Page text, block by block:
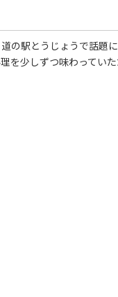
の駅とうじょうで話題
を少しずつ味わってい